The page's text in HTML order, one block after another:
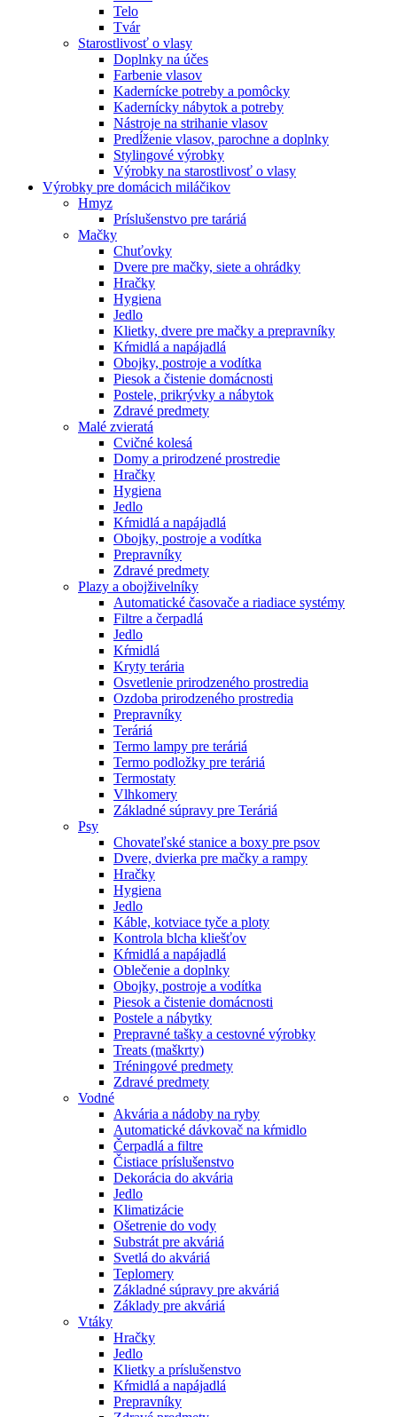
Telo
Tvár
Starostlivosť o vlasy
Doplnky na účes
Farbenie vlasov
Kadernícke potreby a pomôcky
Kadernícky nábytok a potreby
Nástroje na strihanie vlasov
Predĺženie vlasov, parochne a doplnky
Stylingové výrobky
Výrobky na starostlivosť o vlasy
Výrobky pre domácich miláčikov
Hmyz
Príslušenstvo pre taráriá
Mačky
Chuťovky
Dvere pre mačky, siete a ohrádky
Hračky
Hygiena
Jedlo
Klietky, dvere pre mačky a prepravníky
Kŕmidlá a napájadlá
Obojky, postroje a vodítka
Piesok a čistenie domácnosti
Postele, prikrývky a nábytok
Zdravé predmety
Malé zvieratá
Cvičné kolesá
Domy a prirodzené prostredie
Hračky
Hygiena
Jedlo
Kŕmidlá a napájadlá
Obojky, postroje a vodítka
Prepravníky
Zdravé predmety
Plazy a obojživelníky
Automatické časovače a riadiace systémy
Filtre a čerpadlá
Jedlo
Kŕmidlá
Kryty terária
Osvetlenie prirodzeného prostredia
Ozdoba prirodzeného prostredia
Prepravníky
Teráriá
Termo lampy pre teráriá
Termo podložky pre teráriá
Termostaty
Vlhkomery
Základné súpravy pre Teráriá
Psy
Chovateľské stanice a boxy pre psov
Dvere, dvierka pre mačky a rampy
Hračky
Hygiena
Jedlo
Káble, kotviace tyče a ploty
Kontrola blcha kliešťov
Kŕmidlá a napájadlá
Oblečenie a doplnky
Obojky, postroje a vodítka
Piesok a čistenie domácnosti
Postele a nábytky
Prepravné tašky a cestovné výrobky
Treats (maškrty)
Tréningové predmety
Zdravé predmety
Vodné
Akvária a nádoby na ryby
Automatické dávkovač na kŕmidlo
Čerpadlá a filtre
Čistiace príslušenstvo
Dekorácia do akvária
Jedlo
Klimatizácie
Ošetrenie do vody
Substrát pre akváriá
Svetlá do akváriá
Teplomery
Základné súpravy pre akváriá
Základy pre akváriá
Vtáky
Hračky
Jedlo
Klietky a príslušenstvo
Kŕmidlá a napájadlá
Prepravníky